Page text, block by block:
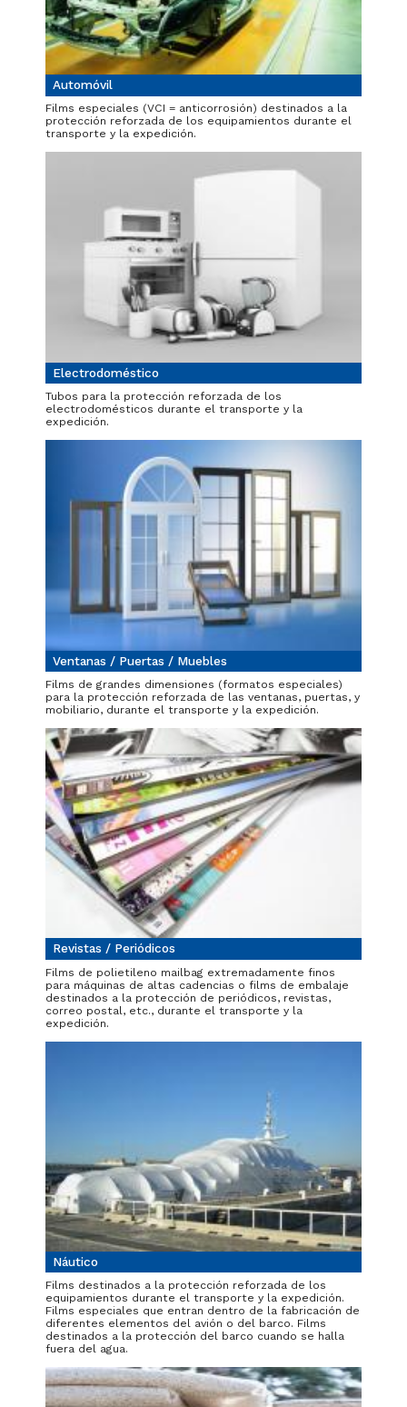
Automóvil
Films especiales (VCI = anticorrosión) destinados a la
protección reforzada de los equipamientos durante el
transporte y la expedición.
Electrodoméstico
Tubos para la protección reforzada de los
electrodomésticos durante el transporte y la
expedición.
Ventanas / Puertas / Muebles
Films de grandes dimensiones (formatos especiales)
para la protección reforzada de las ventanas, puertas, y
mobiliario, durante el transporte y la expedición.
Revistas / Periódicos
Films de polietileno mailbag extremadamente finos
para máquinas de altas cadencias o films de embalaje
destinados a la protección de periódicos, revistas,
correo postal, etc., durante el transporte y la
expedición.
Náutico
Films destinados a la protección reforzada de los
equipamientos durante el transporte y la expedición.
Films especiales que entran dentro de la fabricación de
diferentes elementos del avión o del barco. Films
destinados a la protección del barco cuando se halla
fuera del agua.